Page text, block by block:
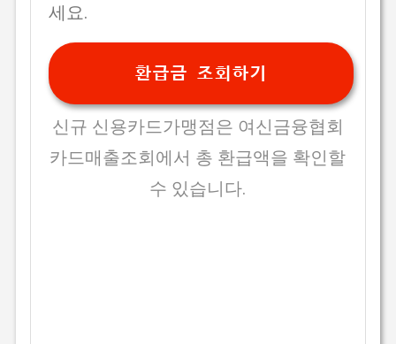
세요.
환급금 조회하기
신규 신용카드가맹점은 여신금융협회
카드매출조회에서 총 환급액을 확인할
수 있습니다.